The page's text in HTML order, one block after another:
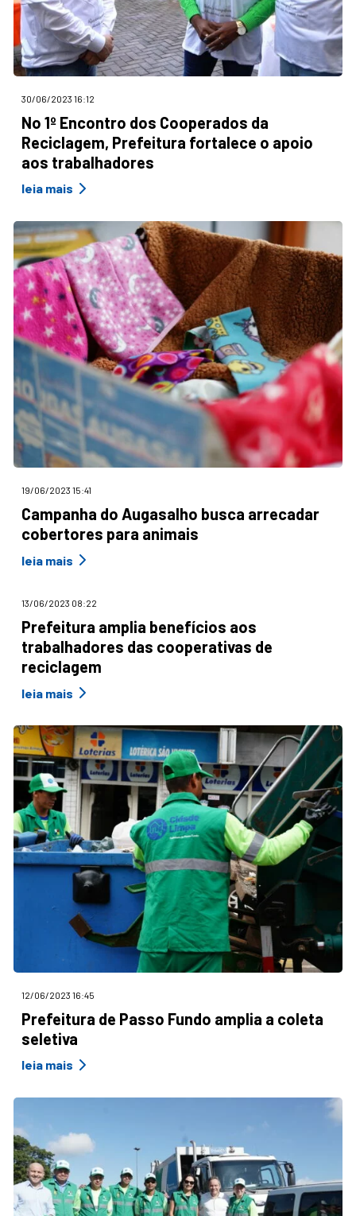
30/06/2023 16:12
No 1º Encontro dos Cooperados da
Reciclagem, Prefeitura fortalece o apoio
aos trabalhadores
leia mais
19/06/2023 15:41
Campanha do Augasalho busca arrecadar
cobertores para animais
leia mais
13/06/2023 08:22
Prefeitura amplia benefícios aos
trabalhadores das cooperativas de
reciclagem
leia mais
12/06/2023 16:45
Prefeitura de Passo Fundo amplia a coleta
seletiva
leia mais